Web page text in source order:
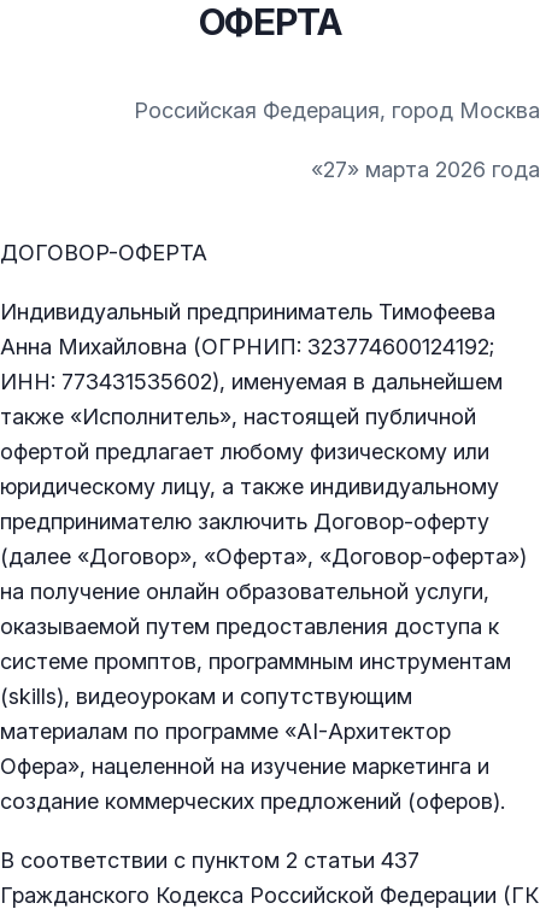
ОФЕРТА
Российская Федерация, город Москва
«27» марта 2026 года
ДОГОВОР-ОФЕРТА
Индивидуальный предприниматель Тимофеева
Анна Михайловна (ОГРНИП: 323774600124192;
ИНН: 773431535602), именуемая в дальнейшем
также «Исполнитель», настоящей публичной
офертой предлагает любому физическому или
юридическому лицу, а также индивидуальному
предпринимателю заключить Договор-оферту
(далее «Договор», «Оферта», «Договор-оферта»)
на получение онлайн образовательной услуги,
оказываемой путем предоставления доступа к
системе промптов, программным инструментам
(skills), видеоурокам и сопутствующим
материалам по программе «AI-Архитектор
Офера», нацеленной на изучение маркетинга и
создание коммерческих предложений (оферов).
В соответствии с пунктом 2 статьи 437
Гражданского Кодекса Российской Федерации (ГК